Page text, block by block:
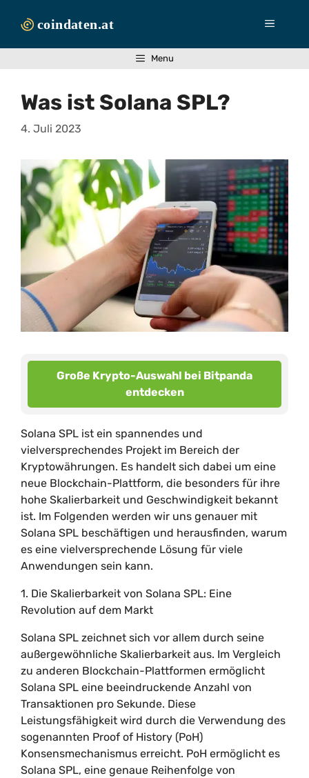
Inhalt
Menü
Menu
Was ist Solana SPL?
4. Juli 2023
Große Krypto-Auswahl bei Bitpanda
entdecken
Solana SPL ist ein spannendes und
vielversprechendes Projekt im Bereich der
Kryptowährungen. Es handelt sich dabei um eine
neue Blockchain-Plattform, die besonders für ihre
hohe Skalierbarkeit und Geschwindigkeit bekannt
ist. Im Folgenden werden wir uns genauer mit
Solana SPL beschäftigen und herausfinden, warum
es eine vielversprechende Lösung für viele
Anwendungen sein kann.
1. Die Skalierbarkeit von Solana SPL: Eine
Revolution auf dem Markt
Solana SPL zeichnet sich vor allem durch seine
außergewöhnliche Skalierbarkeit aus. Im Vergleich
zu anderen Blockchain-Plattformen ermöglicht
Solana SPL eine beeindruckende Anzahl von
Transaktionen pro Sekunde. Diese
Leistungsfähigkeit wird durch die Verwendung des
sogenannten Proof of History (PoH)
Konsensmechanismus erreicht. PoH ermöglicht es
Solana SPL, eine genaue Reihenfolge von